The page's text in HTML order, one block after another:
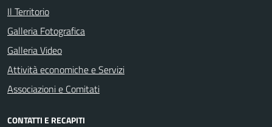
Il Territorio
Galleria Fotografica
Galleria Video
Attività economiche e Servizi
Associazioni e Comitati
CONTATTI E RECAPITI